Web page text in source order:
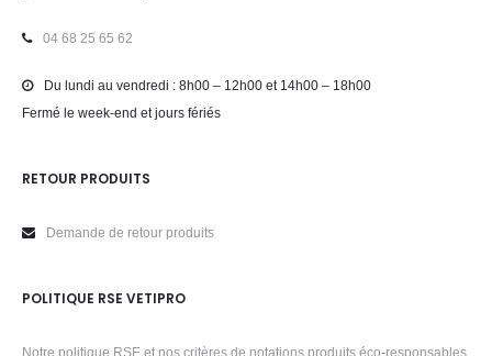
04 68 25 65 62
Du lundi au vendredi : 8h00 – 12h00 et 14h00 – 18h00
Fermé le week-end et jours fériés
RETOUR PRODUITS
Demande de retour produits
POLITIQUE RSE VETIPRO
Notre politique RSE et nos critères de notations produits éco-responsables